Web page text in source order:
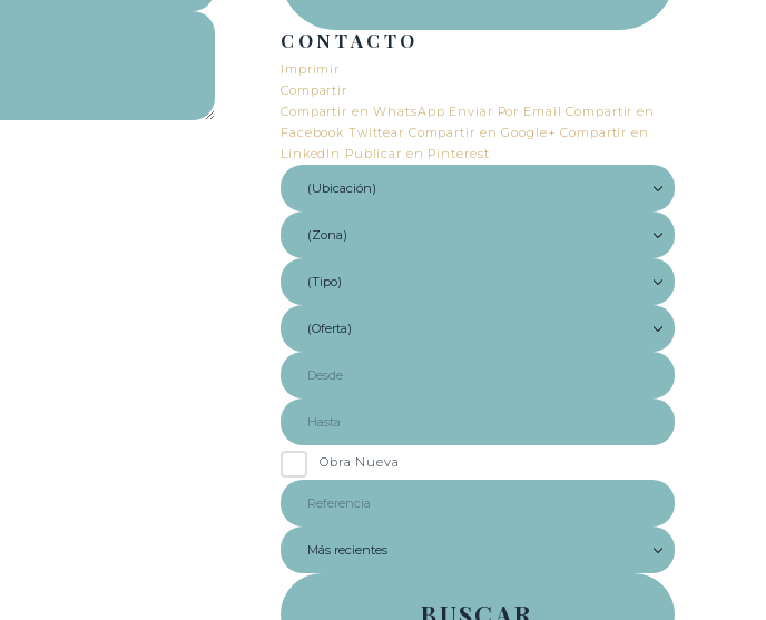
CONTACTO
Imprimir
Compartir
Compartir en WhatsApp Enviar Por EmailCompartir en
Facebook Twittear Compartir en Google+Compartir en
LinkedIn Publicar en Pinterest
Obra Nueva